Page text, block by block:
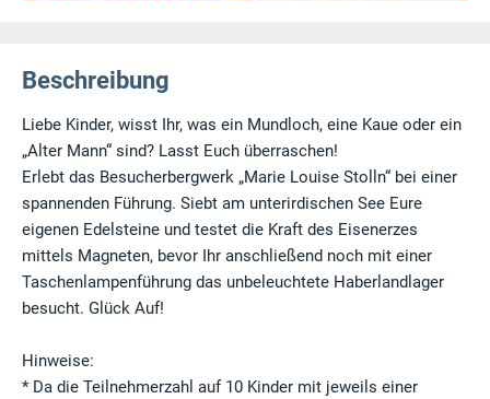
Beschreibung
Liebe Kinder, wisst Ihr, was ein Mundloch, eine Kaue oder ein
„Alter Mann“ sind? Lasst Euch überraschen!
Erlebt das Besucherbergwerk „Marie Louise Stolln“ bei einer
spannenden Führung. Siebt am unterirdischen See Eure
eigenen Edelsteine und testet die Kraft des Eisenerzes
mittels Magneten, bevor Ihr anschließend noch mit einer
Taschenlampenführung das unbeleuchtete Haberlandlager
besucht. Glück Auf!
Hinweise:
* Da die Teilnehmerzahl auf 10 Kinder mit jeweils einer